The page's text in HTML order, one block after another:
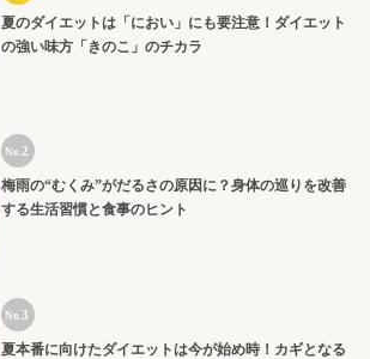
夏のダイエットは「におい」にも要注意！ダイエット
の強い味方「きのこ」のチカラ
梅雨の“むくみ”がだるさの原因に？身体の巡りを改善
する生活習慣と食事のヒント
夏本番に向けたダイエットは今が始め時！カギとなる